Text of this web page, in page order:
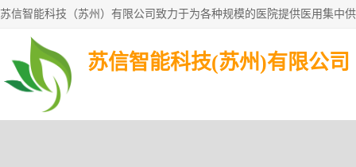
苏信智能科技(苏州)有限公司